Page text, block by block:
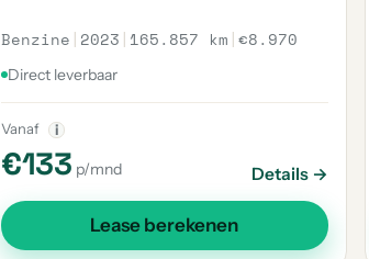
Benzine | 2023 | 165.857 km |€8.970
Direct leverbaar
Vanaf i
€133 p/mnd Details →
Lease berekenen